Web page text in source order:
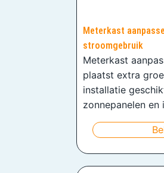
Meterkast
stroomgebruik
Meterkast
plaatst extra
installatie
zonnepanelen en